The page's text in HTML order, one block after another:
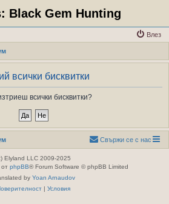
Black Gem Hunting
Влез
всички бисквитки
всички бисквитки?
Свържи се с нас
Elyland LLC 2009-2025
phpBB® Forum Software © phpBB Limited
by Yoan Arnaudov
| Условия